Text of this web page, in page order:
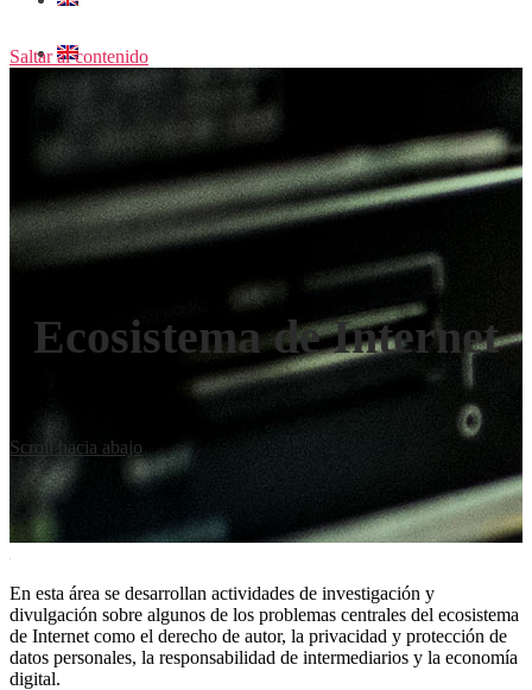
Saltar al contenido
Ecosistema de Internet
Scroll hacia abajo
En esta área se desarrollan actividades de investigación y
divulgación sobre algunos de los problemas centrales del ecosistema
de Internet como el derecho de autor, la privacidad y protección de
datos personales, la responsabilidad de intermediarios y la economía
digital.